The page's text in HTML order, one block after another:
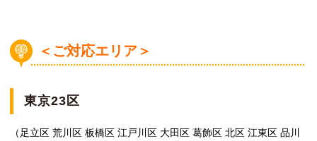
＜ご対応エリア＞
東京23区
（足立区 荒川区 板橋区 江戸川区 大田区 葛飾区 北区 江東区 品川